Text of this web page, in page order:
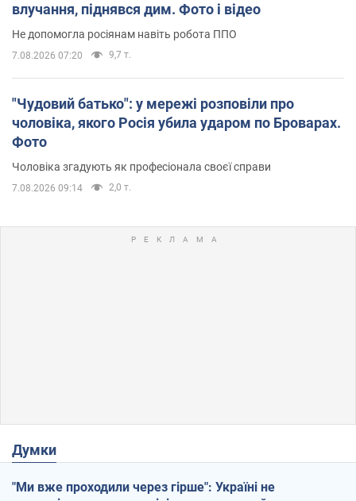
влучання, піднявся дим. Фото і відео
Не допомогла росіянам навіть робота ППО
7.08.2026 07:20 9,7 т.
"Чудовий батько": у мережі розповіли про
чоловіка, якого Росія убила ударом по Броварах.
Фото
Чоловіка згадують як професіонала своєї справи
7.08.2026 09:14 2,0 т.
Думки
"Ми вже проходили через гірше": Україні не